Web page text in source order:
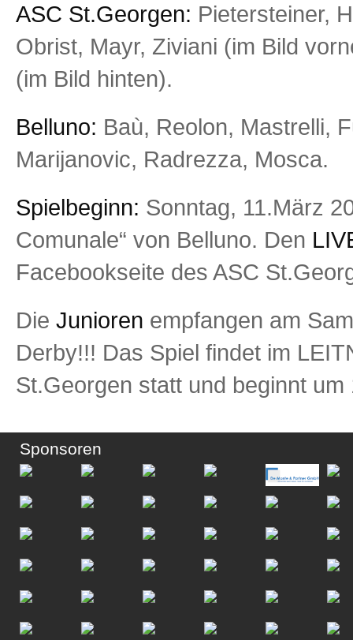
ASC St.Georgen: Pietersteiner,
Obrist, Mayr, Ziviani (im Bild
(im Bild hinten).
Belluno: Baù, Reolon, Mastrelli,
Marijanovic, Radrezza, Mosca.
Spielbeginn: Sonntag, 11.März
Comunale“ von Belluno. Den
Facebookseite des ASC
Die Junioren empfangen am
Derby!!! Das Spiel findet im
St.Georgen statt und beginnt um
Sponsoren